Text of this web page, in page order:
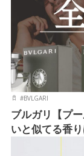
#BVLGARI
ブルガリ【プ
いと似てる香り